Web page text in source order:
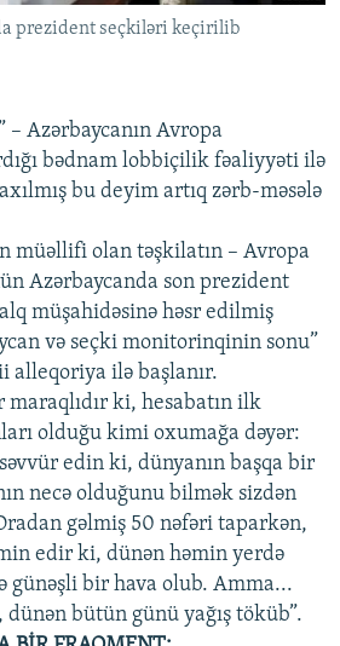
prezident seçkiləri keçirilib
– Azərbaycanın Avropa
bədnam lobbiçilik fəaliyyəti ilə
bu deyim artıq zərb-məsələ
müəllifi olan təşkilatın – Avropa
Azərbaycanda son prezident
müşahidəsinə həsr edilmiş
və seçki monitorinqinin sonu”
alleqoriya ilə başlanır.
maraqlıdır ki, hesabatın ilk
olduğu kimi oxumağa dəyər:
edin ki, dünyanın başqa bir
necə olduğunu bilmək sizdən
gəlmiş 50 nəfəri taparkən,
edir ki, dünən həmin yerdə
günəşli bir hava olub. Amma...
bütün günü yağış töküb”.